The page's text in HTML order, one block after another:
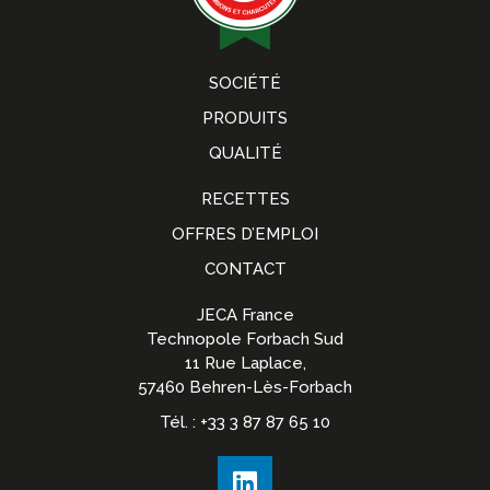
SOCIÉTÉ
PRODUITS
QUALITÉ
RECETTES
OFFRES D’EMPLOI
CONTACT
JECA France
Technopole Forbach Sud
11 Rue Laplace,
57460 Behren-Lès-Forbach
Tél. : +33 3 87 87 65 10